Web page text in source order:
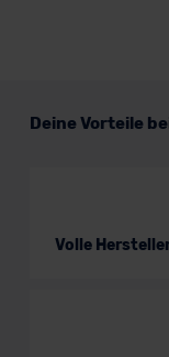
Deine Vorteile
Volle